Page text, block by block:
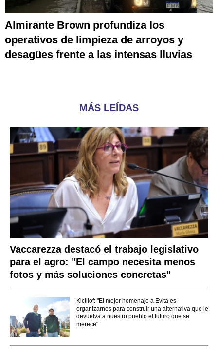
Almirante Brown profundiza los
operativos de limpieza de arroyos y
desagües frente a las intensas lluvias
MÁS LEÍDAS
Vaccarezza destacó el trabajo legislativo
para el agro: "El campo necesita menos
fotos y más soluciones concretas"
Kicillof: "El mejor homenaje a Evita es
organizarnos para construir una alternativa que le
devuelva a nuestro pueblo el futuro que se
merece"